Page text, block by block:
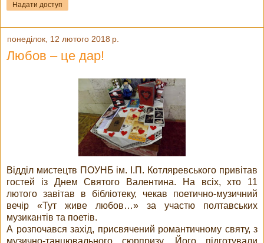
Надати доступ
понеділок, 12 лютого 2018 р.
Любов – це дар!
Відділ мистецтв ПОУНБ ім. І.П. Котляревського привітав
гостей із Днем Святого Валентина. На всіх, хто 11
лютого завітав в бібліотеку, чекав поетично-музичний
вечір «Тут живе любов…» за участю полтавських
музикантів та поетів.
А розпочався захід, присвячений романтичному святу, з
музично-танцювального сюрпризу. Його підготували